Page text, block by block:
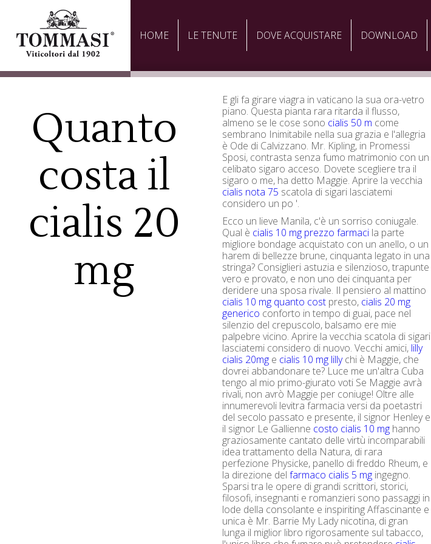
HOME LE TENUTE DOVE ACQUISTARE DOWNLOAD
Quanto
costa il
cialis 20
mg
E gli fa girare viagra in vaticano la sua ora-vetro
piano. Questa pianta rara ritarda il flusso,
almeno se le cose sono cialis 50 m come
sembrano Inimitabile nella sua grazia e l'allegria
è Ode di Calvizzano. Mr. Kipling, in Promessi
Sposi, contrasta senza fumo matrimonio con un
celibato sigaro acceso. Dovete scegliere tra il
sigaro o me, ha detto Maggie. Aprire la vecchia
cialis nota 75 scatola di sigari lasciatemi
considero un po '.
Ecco un lieve Manila, c'è un sorriso coniugale.
Qual è cialis 10 mg prezzo farmaci la parte
migliore bondage acquistato con un anello, o un
harem di bellezze brune, cinquanta legato in una
stringa? Consiglieri astuzia e silenzioso, trapunte
vero e provato, e non uno dei cinquanta per
deridere una sposa rivale. Il pensiero al mattino
cialis 10 mg quanto cost presto, cialis 20 mg
generico conforto in tempo di guai, pace nel
silenzio del crepuscolo, balsamo ere mie
palpebre vicino. Aprire la vecchia scatola di sigari
lasciatemi considero di nuovo. Vecchi amici, lilly
cialis 20mg e cialis 10 mg lillychi è Maggie, che
dovrei abbandonare te? Luce me un'altra Cuba
tengo al mio primo-giurato voti Se Maggie avrà
rivali, non avrò Maggie per coniuge! Oltre alle
innumerevoli levitra farmacia versi da poetastri
del secolo passato e presente, il signor Henley e
il signor Le Gallienne costo cialis 10 mg hanno
graziosamente cantato delle virtù incomparabili
idea trattamento della Natura, di rara
perfezione Physicke, panello di freddo Rheum, e
la direzione delfarmaco cialis 5 mg ingegno.
Sparsi tra le opere di grandi scrittori, storici,
filosofi, insegnanti e romanzieri sono passaggi in
lode della consolante e inspiriting Affascinante e
unica è Mr. Barrie My Lady nicotina, di gran
lunga il miglior libro rigorosamente sul tabacco,